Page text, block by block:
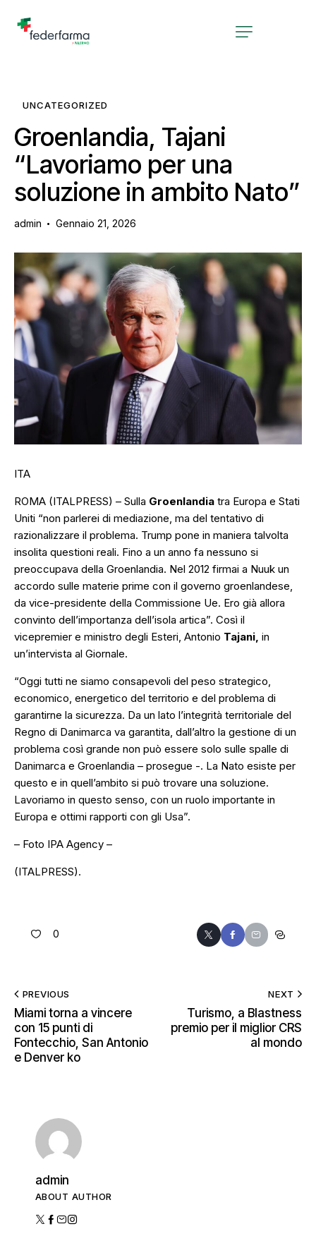
UNCATEGORIZED
Groenlandia, Tajani
“Lavoriamo per una
soluzione in ambito Nato”
admin Gennaio 21, 2026
ITA
ROMA (ITALPRESS) – Sulla Groenlandia tra Europa e Stati
Uniti “non parlerei di mediazione, ma del tentativo di
razionalizzare il problema. Trump pone in maniera talvolta
insolita questioni reali. Fino a un anno fa nessuno si
preoccupava della Groenlandia. Nel 2012 firmai a Nuuk un
accordo sulle materie prime con il governo groenlandese,
da vice-presidente della Commissione Ue. Ero già allora
convinto dell’importanza dell’isola artica”. Così il
vicepremier e ministro degli Esteri, Antonio Tajani, in
un’intervista al Giornale.
“Oggi tutti ne siamo consapevoli del peso strategico,
economico, energetico del territorio e del problema di
garantirne la sicurezza. Da un lato l’integrità territoriale del
Regno di Danimarca va garantita, dall’altro la gestione di un
problema così grande non può essere solo sulle spalle di
Danimarca e Groenlandia – prosegue -. La Nato esiste per
questo e in quell’ambito si può trovare una soluzione.
Lavoriamo in questo senso, con un ruolo importante in
Europa e ottimi rapporti con gli Usa”.
– Foto IPA Agency –
(ITALPRESS).
0
PREVIOUS
Miami torna a vincere
con 15 punti di
Fontecchio, San Antonio
e Denver ko
NEXT
Turismo, a Blastness
premio per il miglior CRS
al mondo
admin
ABOUT AUTHOR